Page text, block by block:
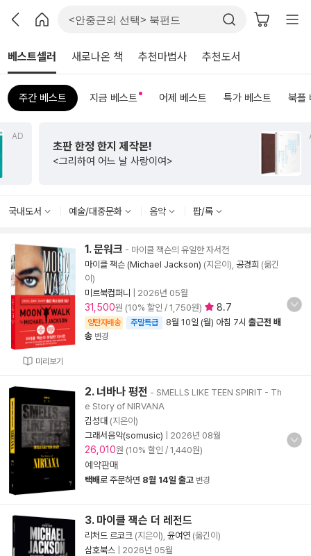
베스트셀러 새로나온 책 추천마법사 추천도서
주간 베스트 지금 베스트 어제 베스트 특가 베스트 북플
AD
초판 한정 한지 제작본!
<그리하여 어느 날 사랑이여>
국내도서 예술/대중문화 음악 팝/록
미리보기
1. 문워크 - 마이클 잭슨의 유일한 자서전
마이클 잭슨 (Michael Jackson) (지은이), 공경희 (옮긴
이)
미르북컴퍼니
2026년 05월
31,500원 (10% 할인 / 1,750원) 8.7
양탄자배송 주말특급 8월 10일 (월) 아침 7시 출근전 배
송 변경
2. 너바나 평전 - SMELLS LIKE TEEN SPIRIT - Th
e Story of NIRVANA
김성대 (지은이)
그래서음악(somusic)
2026년 08월
26,010원 (10% 할인 / 1,440원)
예약판매
택배로 주문하면 8월 14일 출고 변경
3. 마이클 잭슨 더 레전드
리처드 르코크 (지은이), 윤여연 (옮긴이)
삼호북스
2026년 05월